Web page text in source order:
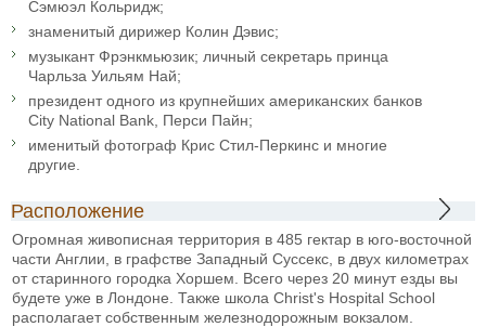
Сэмюэл Кольридж;
знаменитый дирижер Колин Дэвис;
музыкант Фрэнкмьюзик; личный секретарь принца
Чарльза Уильям Най;
президент одного из крупнейших американских банков
City National Bank, Перси Пайн;
именитый фотограф Крис Стил-Перкинс и многие
другие.
Расположение
Огромная живописная территория в 485 гектар в юго-восточной
части Англии, в графстве Западный Суссекс, в двух километрах
от старинного городка Хоршем. Всего через 20 минут езды вы
будете уже в Лондоне. Также школа Christ's Hospital School
располагает собственным железнодорожным вокзалом.